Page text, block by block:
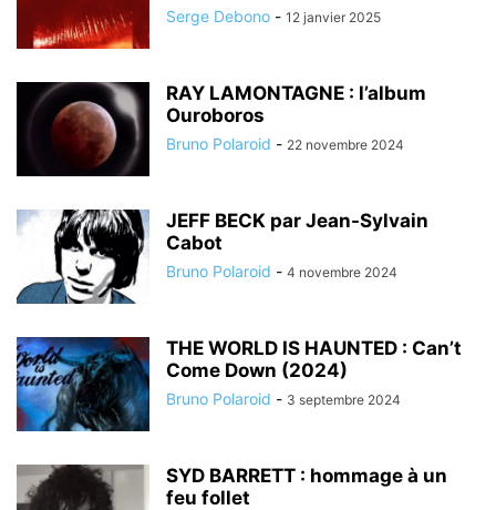
Serge Debono - 12 janvier 2025
RAY LAMONTAGNE : l’album
Ouroboros
Bruno Polaroid - 22 novembre 2024
JEFF BECK par Jean-Sylvain
Cabot
Bruno Polaroid - 4 novembre 2024
THE WORLD IS HAUNTED : Can’t
Come Down (2024)
Bruno Polaroid - 3 septembre 2024
SYD BARRETT : hommage à un
feu follet